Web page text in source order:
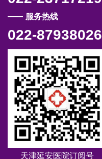
服务热线
022-87938026
天津延安医院订阅号